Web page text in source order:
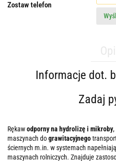
Zostaw telefon
Informacje dot.
Zadaj
Rękawodporny na hydrolizę i mikroby,
maszynach dograwitacyjnego
ściernych m.in. w systemach
maszynach rolniczych. Znajduje